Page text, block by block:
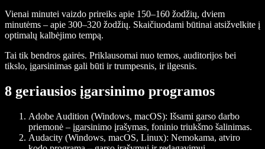
Vienai minutei vaizdo prireiks apie 150–160 žodžių, dviem
minutėms – apie 300–320 žodžių. Skaičiuodami būtinai atsižvelkite į
optimalų kalbėjimo tempą.
Tai tik bendros gairės. Priklausomai nuo temos, auditorijos bei
tikslo, įgarsinimas gali būti ir trumpesnis, ir ilgesnis.
8 geriausios įgarsinimo programos
Adobe Audition (Windows, macOS): Išsami garso darbo
priemonė – įgarsinimo įrašymas, foninio triukšmo šalinimas.
Audacity (Windows, macOS, Linux): Nemokama, atviro